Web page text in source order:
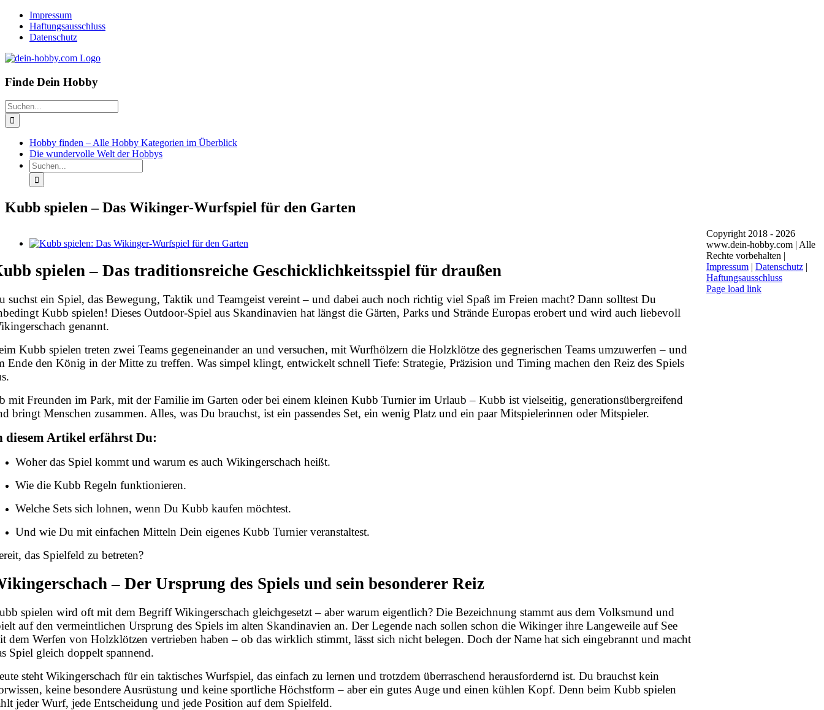
Zum
Inhalt
springen
Pinterest
Facebook
InstagramImpressum
Haftungsausschluss
Datenschutz
Finde Dein Hobby
Suche
nach:
Hobby finden – Alle Hobby Kategorien im Überblick
Die wundervolle Welt der Hobbys
Suche
nach:
Kubb spielen – Das Wikinger-Wurfspiel für den Garten
Zeige
spielen – Das traditionsreiche Geschicklichkeitsspiel für draußen
suchst ein Spiel, das Bewegung, Taktik und Teamgeist vereint – und dabei auch noch richtig viel Spaß im Freien macht? Dann solltest Du
Kubb spielen! Dieses Outdoor-Spiel aus Skandinavien hat längst die Gärten, Parks und Strände Europas erobert und wird auch liebevoll
genannt.
Kubb spielen treten zwei Teams gegeneinander an und versuchen, mit Wurfhölzern die Holzklötze des gegnerischen Teams umzuwerfen – und
Ende den König in der Mitte zu treffen. Was simpel klingt, entwickelt schnell Tiefe: Strategie, Präzision und Timing machen den Reiz des Spiels
mit Freunden im Park, mit der Familie im Garten oder bei einem kleinen Kubb Turnier im Urlaub – Kubb ist vielseitig, generationsübergreifend
bringt Menschen zusammen. Alles, was Du brauchst, ist ein passendes Set, ein wenig Platz und ein paar Mitspielerinnen oder Mitspieler.
diesem Artikel erfährst Du:
Woher das Spiel kommt und warum es auch Wikingerschach heißt.
Wie die Kubb Regeln funktionieren.
Welche Sets sich lohnen, wenn Du Kubb kaufen möchtest.
Und wie Du mit einfachen Mitteln Dein eigenes Kubb Turnier veranstaltest.
das Spielfeld zu betreten?
– Der Ursprung des Spiels und sein besonderer Reiz
spielen wird oft mit dem Begriff Wikingerschach gleichgesetzt – aber warum eigentlich? Die Bezeichnung stammt aus dem Volksmund und
auf den vermeintlichen Ursprung des Spiels im alten Skandinavien an. Der Legende nach sollen schon die Wikinger ihre Langeweile auf See
dem Werfen von Holzklötzen vertrieben haben – ob das wirklich stimmt, lässt sich nicht belegen. Doch der Name hat sich eingebrannt und macht
Spiel gleich doppelt spannend.
steht Wikingerschach für ein taktisches Wurfspiel, das einfach zu lernen und trotzdem überraschend herausfordernd ist. Du brauchst kein
keine besondere Ausrüstung und keine sportliche Höchstform – aber ein gutes Auge und einen kühlen Kopf. Denn beim Kubb spielen
jeder Wurf, jede Entscheidung und jede Position auf dem Spielfeld.
Copyright 2018 - 2026
www.dein-hobby.com | Alle
Rechte vorbehalten |
Impressum | Datenschutz |
Haftungsausschluss
Pinterest
Facebook
Instagram
Page load link